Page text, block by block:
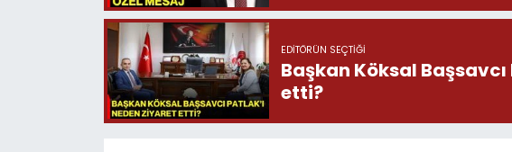
EDITÖRÜN SEÇTIĞI
Başkan Köksal
etti?